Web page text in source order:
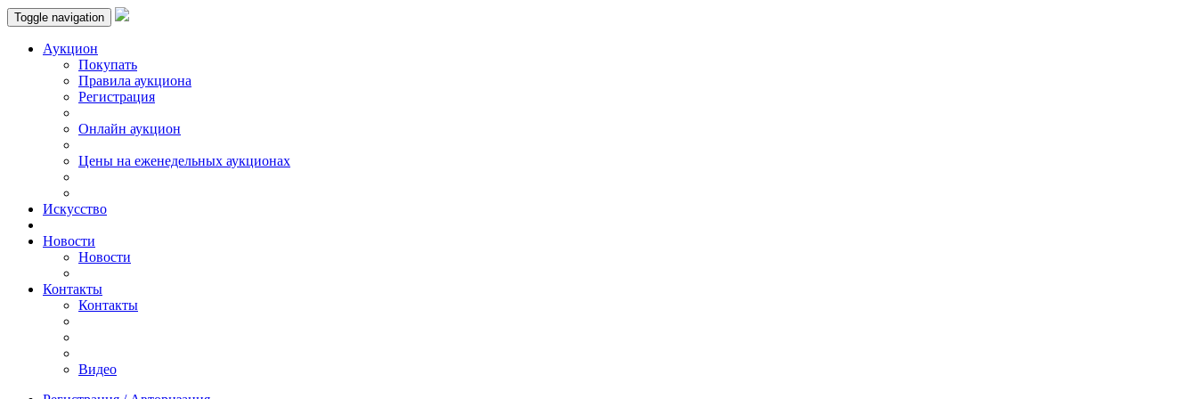
Toggle navigation
Аукцион
Пoкупать
Правила аукциона
Регистрация
Онлайн аукцион
Цены на еженедельных аукционах
Искусствo
Новости
Новости
Контакты
Контакты
Видео